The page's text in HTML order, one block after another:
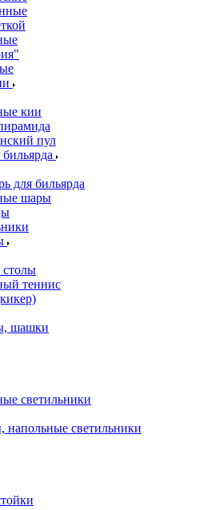
кии
пул
для бильярда
шары
теннис
шашки
светильники
напольные светильники